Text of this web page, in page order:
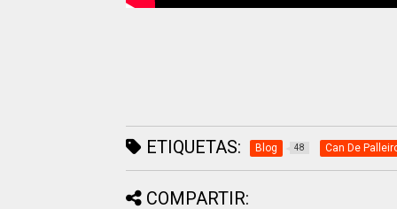
ETIQUETAS: Blog 48 Can De
COMPARTIR: